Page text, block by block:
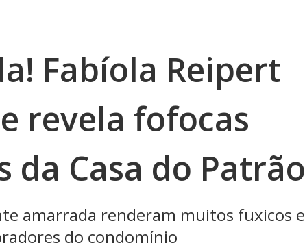
Fabíola Reipert
revela fofocas
da Casa do Patrão
amarrada renderam muitos fuxicos e
do condomínio